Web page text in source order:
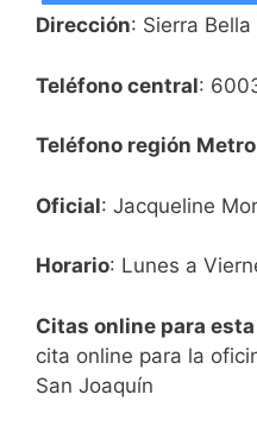
Dirección: Sierra Bella
Teléfono central:
Teléfono región
Oficial: Jacqueline
Horario: Lunes a
Citas online para
cita online para la
San Joaquín